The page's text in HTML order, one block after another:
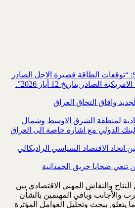
تحليل مختصر لتقريرSTEO‏: “توقعات الطاقة قصيرة الاجل الصادر
‏الصادر بتاريخ 12 أيار 2026”.‏
وافاق التحاق العراق
لمنطقة الشرق الاوسط وشمال
الدولي مع اشارة خاصة الى العراق
الاقتصاد السياسي الراديكالي
تنعي ضحايا حريق الحمدانية
والنقاش المهني الاقتصادي بين
والأجانب وباقي المهتمين بالشأن
يتعلق ببحث وتحليل العوامل المؤثرة